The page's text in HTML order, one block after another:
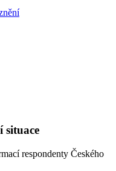
situace
respondenty Českého